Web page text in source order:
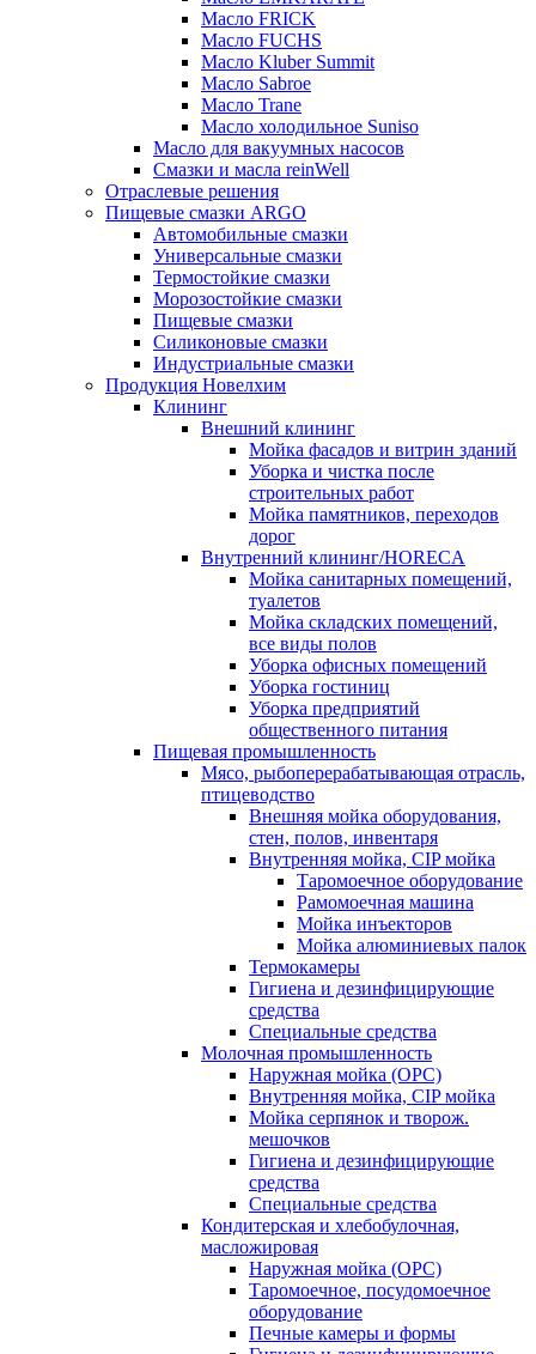
Масло FRICK
Масло FUCHS
Масло Kluber Summit
Масло Sabroe
Масло Trane
Масло холодильное Suniso
Масло для вакуумных насосов
Смазки и масла reinWell
Отраслевые решения
Пищевые смазки ARGO
Автомобильные смазки
Универсальные смазки
Термостойкие смазки
Морозостойкие смазки
Пищевые смазки
Силиконовые смазки
Индустриальные смазки
Продукция Новелхим
Клининг
Внешний клининг
Мойка фасадов и витрин зданий
Уборка и чистка после
строительных работ
Мойка памятников, переходов
дорог
Внутренний клининг/HORECA
Мойка санитарных помещений,
туалетов
Мойка складских помещений,
все виды полов
Уборка офисных помещений
Уборка гостиниц
Уборка предприятий
общественного питания
Пищевая промышленность
Мясо, рыбоперерабатывающая отрасль,
птицеводство
Внешняя мойка оборудования,
стен, полов, инвентаря
Внутренняя мойка, CIP мойка
Таромоечное оборудование
Рамомоечная машина
Мойка инъекторов
Мойка алюминиевых палок
Термокамеры
Гигиена и дезинфицирующие
средства
Специальные средства
Молочная промышленность
Наружная мойка (ОРС)
Внутренняя мойка, CIP мойка
Мойка серпянок и творож.
мешочков
Гигиена и дезинфицирующие
средства
Специальные средства
Кондитерская и хлебобулочная,
масложировая
Наружная мойка (ОРС)
Таромоечное, посудомоечное
оборудование
Печные камеры и формы